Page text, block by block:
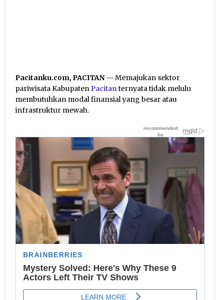
Pacitanku.com, PACITAN — Memajukan sektor
pariwisata KabupatenPacitanternyata tidak melulu
membutuhkan modal finansial yang besar atau
infrastruktur mewah.